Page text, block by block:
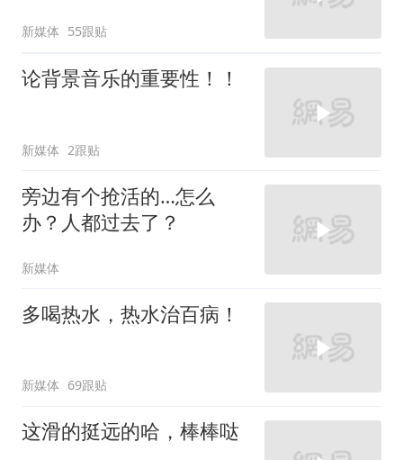
新媒体 55跟贴
论背景音乐的重要性！！
新媒体 2跟贴
旁边有个抢活的…怎么
办？人都过去了？
新媒体
多喝热水，热水治百病！
新媒体 69跟贴
这滑的挺远的哈，棒棒哒